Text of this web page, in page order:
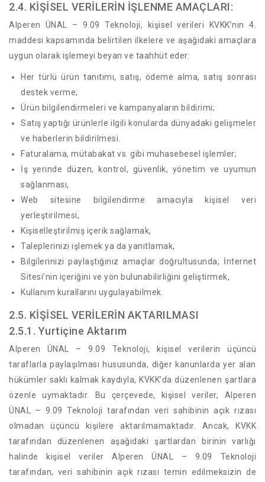
2.4. KİŞİSEL VERİLERİN İŞLENME AMAÇLARI:
Alperen ÜNAL – 9.09 Teknoloji, kişisel verileri KVKK’nın 4.
maddesi kapsamında belirtilen ilkelere ve aşağıdaki amaçlara
uygun olarak işlemeyi beyan ve taahhüt eder:
Her türlü ürün tanıtımı, satış, ödeme alma, satış sonrası
destek verme;
Ürün bilgilendirmeleri ve kampanyaların bildirimi;
Satış yaptığı ürünlerle ilgili konularda dünyadaki gelişmeler
ve haberlerin bildirilmesi.
Faturalama, mütabakat vs. gibi muhasebesel işlemler;
İş yerinde düzen, kontrol, güvenlik, yönetim ve uyumun
sağlanması,
Web sitesine bilgilendirme amacıyla kişisel veri
yerleştirilmesi,
Kişiselleştirilmiş içerik sağlamak,
Taleplerinizi işlemek ya da yanıtlamak,
Bilgilerinizi paylaştığınız amaçlar doğrultusunda; İnternet
Sitesi’nin içeriğini ve yön bulunabilirliğini geliştirmek,
Kullanım kurallarını uygulayabilmek.
2.5. KİŞİSEL VERİLERİN AKTARILMASI
2.5.1. Yurtiçine Aktarım
Alperen ÜNAL – 9.09 Teknoloji, kişisel verilerin üçüncü
taraflarla paylaşılması hususunda, diğer kanunlarda yer alan
hükümler saklı kalmak kaydıyla, KVKK’da düzenlenen şartlara
özenle uymaktadır. Bu çerçevede, kişisel veriler, Alperen
ÜNAL – 9.09 Teknoloji tarafından veri sahibinin açık rızası
olmadan üçüncü kişilere aktarılmamaktadır. Ancak, KVKK
tarafından düzenlenen aşağıdaki şartlardan birinin varlığı
halinde kişisel veriler Alperen ÜNAL – 9.09 Teknoloji
tarafından, veri sahibinin açık rızası temin edilmeksizin de